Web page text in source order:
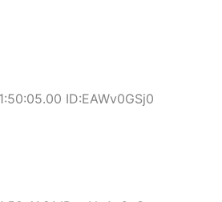
ID:EAWv0GSj0